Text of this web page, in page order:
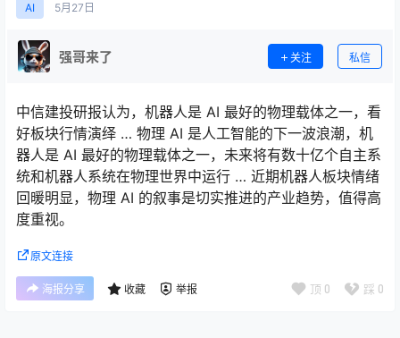
AI 5月 27日
强哥来了 关注 私信
中信建投研报认为，机器人是 AI 最好的物理载体之一，看
好板块行情演绎 … 物理 AI 是人工智能的下一波浪潮，机
器人是 AI 最好的物理载体之一，未来将有数十亿个自主系
统和机器人系统在物理世界中运行 … 近期机器人板块情绪
回暖明显，物理 AI 的叙事是切实推进的产业趋势，值得高
度重视。
原文连接
海报分享 收藏 举报 顶 0 踩 0